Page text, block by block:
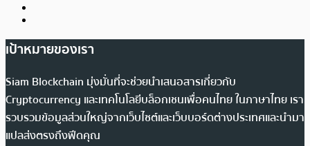
เป้าหมายของเรา
Siam Blockchain มุ่งมั่นที่จะช่วยนำเสนอสารเกี่ยวกับ
Cryptocurrency และเทคโนโลยีบล็อกเชนเพื่อคนไทย ในภาษาไทย เรา
รวบรวมข้อมูลส่วนใหญ่จากเว็บไซต์และเว็บบอร์ดต่างประเทศและนำมา
แปลส่งตรงถึงฟีดคุณ